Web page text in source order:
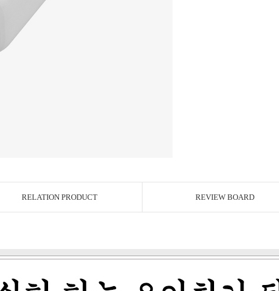
RELATION PRODUCT REVIEW BOARD